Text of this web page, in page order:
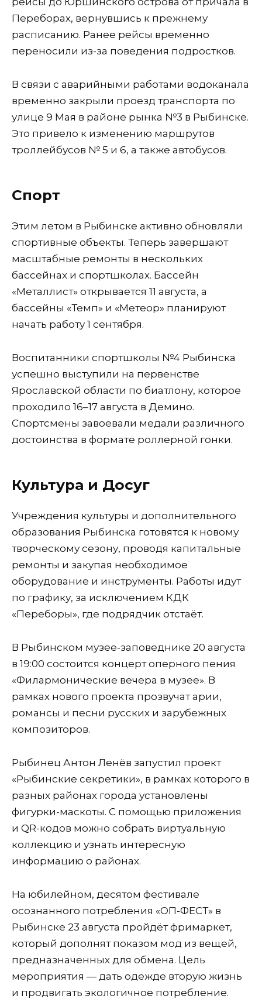
Переборах, вернувшись к прежнему
расписанию. Ранее рейсы временно
переносили из-за поведения подростков.
В связи с аварийными работами водоканала
временно закрыли проезд транспорта по
улице 9 Мая в районе рынка №3 в Рыбинске.
Это привело к изменению маршрутов
троллейбусов № 5 и 6, а также автобусов.
Спорт
Этим летом в Рыбинске активно обновляли
спортивные объекты. Теперь завершают
масштабные ремонты в нескольких
бассейнах и спортшколах. Бассейн
«Металлист» открывается 11 августа, а
бассейны «Темп» и «Метеор» планируют
начать работу 1 сентября.
Воспитанники спортшколы №4 Рыбинска
успешно выступили на первенстве
Ярославской области по биатлону, которое
проходило 16–17 августа в Демино.
Спортсмены завоевали медали различного
достоинства в формате роллерной гонки.
Культура и Досуг
Учреждения культуры и дополнительного
образования Рыбинска готовятся к новому
творческому сезону, проводя капитальные
ремонты и закупая необходимое
оборудование и инструменты. Работы идут
по графику, за исключением КДК
«Переборы», где подрядчик отстаёт.
В Рыбинском музее-заповеднике 20 августа
в 19:00 состоится концерт оперного пения
«Филармонические вечера в музее». В
рамках нового проекта прозвучат арии,
романсы и песни русских и зарубежных
композиторов.
Рыбинец Антон Ленёв запустил проект
«Рыбинские секретики», в рамках которого в
разных районах города установлены
фигурки-маскоты. С помощью приложения
и QR-кодов можно собрать виртуальную
коллекцию и узнать интересную
информацию о районах.
На юбилейном, десятом фестивале
осознанного потребления «ОП-ФЕСТ» в
Рыбинске 23 августа пройдёт фримаркет,
который дополнят показом мод из вещей,
предназначенных для обмена. Цель
мероприятия — дать одежде вторую жизнь
и продвигать экологичное потребление.